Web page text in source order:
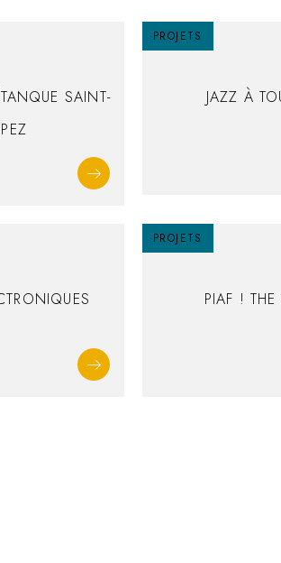
SAINT-
PROJETS
JAZZ À
PROJETS
PIAF !